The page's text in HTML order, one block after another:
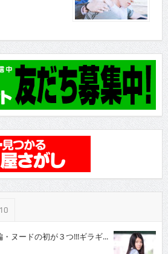
ヌードの初が３つ!!!ギラギ...